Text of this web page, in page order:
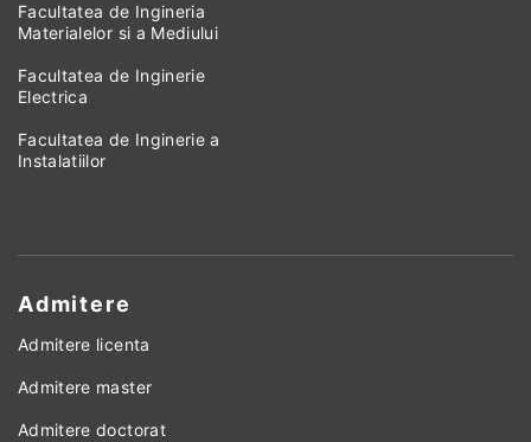
Facultatea de Ingineria
Materialelor si a Mediului
Facultatea de Inginerie
Electrica
Facultatea de Inginerie a
Instalatiilor
Admitere
Admitere licenta
Admitere master
Admitere doctorat